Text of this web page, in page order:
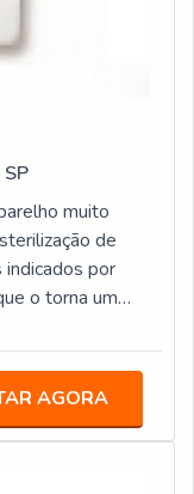
muito
de
por
o torna um
a autoclave é
Possui custo
tipos de
AGORA